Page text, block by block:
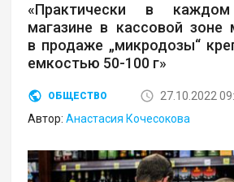
«Практически в каждом
магазине в кассовой зоне
в продаже „микродозы“
емкостью 50-100 г»
ОБЩЕСТВО
27.10.2022
Автор:Анастасия Кочесокова